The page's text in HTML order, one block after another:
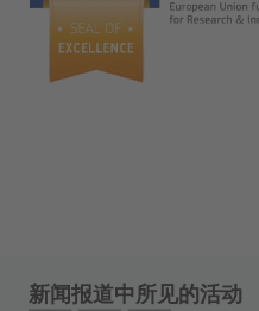
新闻报道中所见的活动